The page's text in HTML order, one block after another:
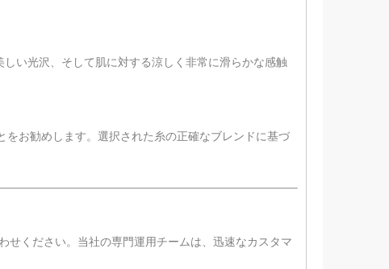
い光沢、そして肌に対する涼しく非常に滑らかな感触
お勧めします。選択された糸の正確なブレンドに基づ
ください。当社の専門運用チームは、迅速なカスタマ